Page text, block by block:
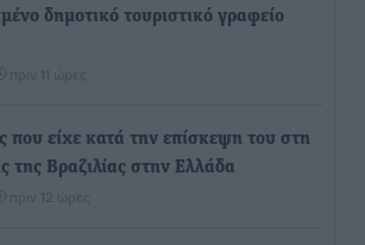
δημοτικό τουριστικό γραφείο
πριν 11 ώρες
που είχε κατά την επίσκεψη του στη
της Βραζιλίας στην Ελλάδα
πριν 12 ώρες